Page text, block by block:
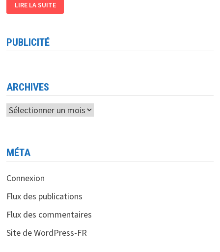
SE
DOTE
NATIONALE
POUR
LE
L’ANDN
ENTRERA
EN
SERVICE
D’ICI
LA
LIRE LA SUITE
PUBLICITÉ
ARCHIVES
Archives
MÉTA
Connexion
Flux des publications
Flux des commentaires
Site de WordPress-FR